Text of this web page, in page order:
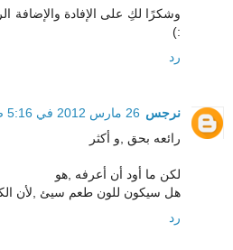
وشكرًا لكِ على الإفادة والإضافة
:)
رد
نرجس 26 مارس 2012 في 5:16 ص
رائعه بحق ,و أكثر
لكن ما أود أن أعرفه ,هو
هل سيكون للون طعم سيئ ,لأن
رد